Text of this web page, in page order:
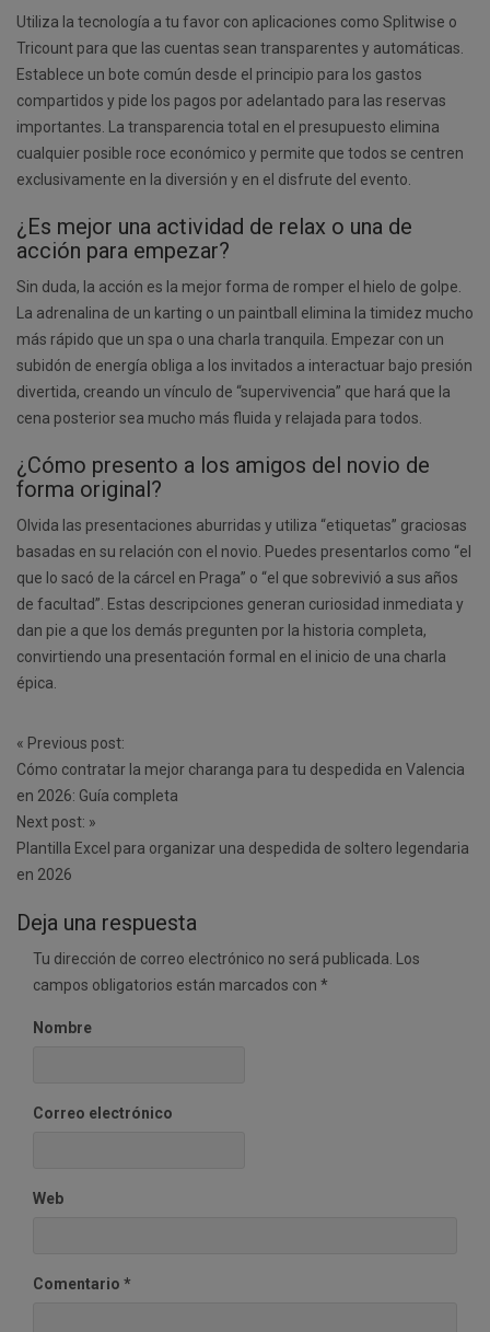
Utiliza la tecnología a tu favor con aplicaciones como Splitwise o
Tricount para que las cuentas sean transparentes y automáticas.
Establece un bote común desde el principio para los gastos
compartidos y pide los pagos por adelantado para las reservas
importantes. La transparencia total en el presupuesto elimina
cualquier posible roce económico y permite que todos se centren
exclusivamente en la diversión y en el disfrute del evento.
¿Es mejor una actividad de relax o una de
acción para empezar?
Sin duda, la acción es la mejor forma de romper el hielo de golpe.
La adrenalina de un karting o un paintball elimina la timidez mucho
más rápido que un spa o una charla tranquila. Empezar con un
subidón de energía obliga a los invitados a interactuar bajo presión
divertida, creando un vínculo de “supervivencia” que hará que la
cena posterior sea mucho más fluida y relajada para todos.
¿Cómo presento a los amigos del novio de
forma original?
Olvida las presentaciones aburridas y utiliza “etiquetas” graciosas
basadas en su relación con el novio. Puedes presentarlos como “el
que lo sacó de la cárcel en Praga” o “el que sobrevivió a sus años
de facultad”. Estas descripciones generan curiosidad inmediata y
dan pie a que los demás pregunten por la historia completa,
convirtiendo una presentación formal en el inicio de una charla
épica.
Post
navigation
« Previous post:
Cómo contratar la mejor charanga para tu despedida en Valencia
en 2026: Guía completa
Next post: »
Plantilla Excel para organizar una despedida de soltero legendaria
en 2026
Deja una respuesta
Tu dirección de correo electrónico no será publicada.
Los
campos obligatorios están marcados con *
Nombre
Correo electrónico
Web
Comentario *